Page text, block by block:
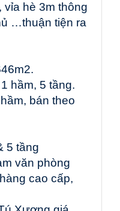
hè 3m thông
…thuận tiện ra
6m2.
hầm, 5 tầng.
bán theo
5 tầng
văn phòng
cao cấp,